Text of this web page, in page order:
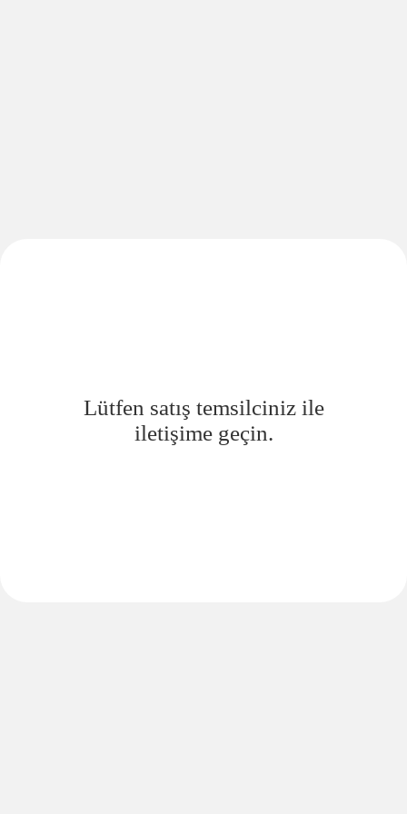
Lütfen satış temsilciniz ile
iletişime geçin.